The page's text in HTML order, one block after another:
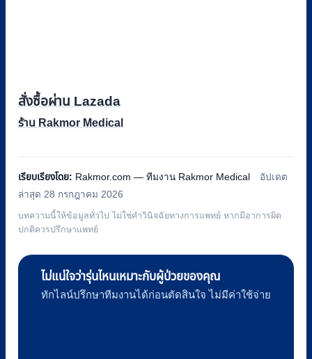
สั่งซื้อผ่าน Lazada
ร้าน Rakmor Medical
เรียบเรียงโดย: Rakmor.com — ทีมงาน Rakmor Medical
อัปเดต
ล่าสุด 28 กรกฎาคม 2026
บทความนี้ให้ข้อมูลทั่วไป ไม่ใช่คำวินิจฉัยทางการแพทย์ หากมีอาการผิด
ปกติควรปรึกษาแพทย์
ไม่แน่ใจว่ารุ่นไหนเหมาะกับผู้ป่วยของคุณ
ทักไลน์ปรึกษาทีมงานได้ก่อนตัดสินใจ ไม่มีค่าใช้จ่าย